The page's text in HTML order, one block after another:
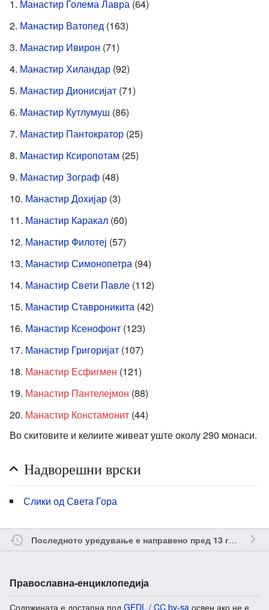
Манастир Голема Лавра (64)
Манастир Ватопед (163)
Манастир Ивирон (71)
Манастир Хиландар (92)
Манастир Дионисијат (71)
Манастир Кутлумуш (86)
Манастир Пантократор (25)
Манастир Ксиропотам (25)
Манастир Зограф (48)
Манастир Дохијар (3)
Манастир Каракал (60)
Манастир Филотеј (57)
Манастир Симонопетра (94)
Манастир Свети Павле (112)
Манастир Ставроникита (42)
Манастир Ксенофонт (123)
Манастир Григоријат (107)
Манастир Есфигмен (121)
Манастир Пантелејмон (88)
Манастир Констамонит (44)
Во скитовите и келиите живеат уште околу 290 монаси.
Надворешни врски
Слики од Света Гора
Последното уредување е направено пред 13 години од
Православна-енциклопедија
Содржината е достапна под GFDL / CC by-sa освен ако не е